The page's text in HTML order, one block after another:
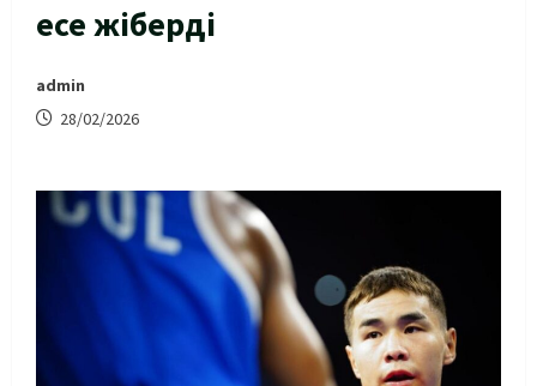
есе жіберді
admin
28/02/2026